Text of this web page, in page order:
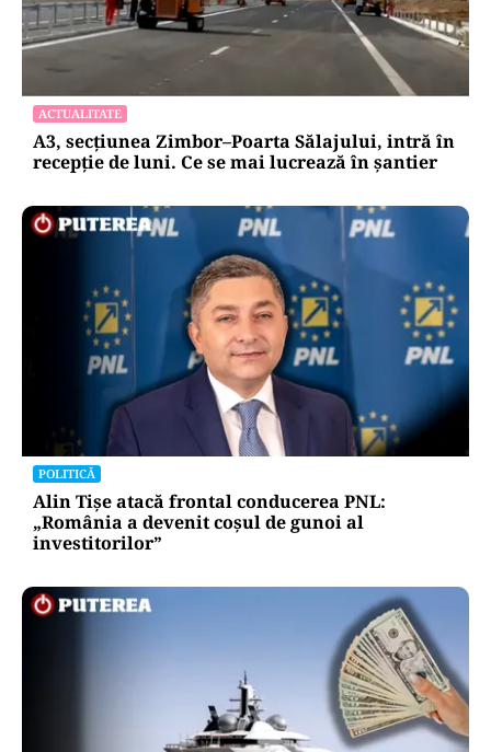
ACTUALITATE
A3, secțiunea Zimbor–Poarta Sălajului, intră în
recepție de luni. Ce se mai lucrează în șantier
POLITICĂ
Alin Tișe atacă frontal conducerea PNL:
„România a devenit coșul de gunoi al
investitorilor”